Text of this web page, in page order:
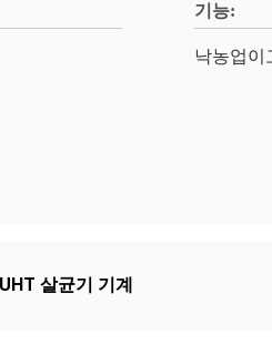
기능:
낙농업이
살균기 기계